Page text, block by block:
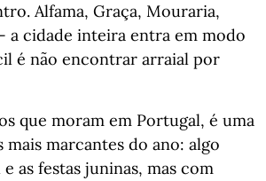
Alfama, Graça, Mouraria,
a cidade inteira entra em modo
é não encontrar arraial por
que moram em Portugal, é uma
mais marcantes do ano: algo
as festas juninas, mas com